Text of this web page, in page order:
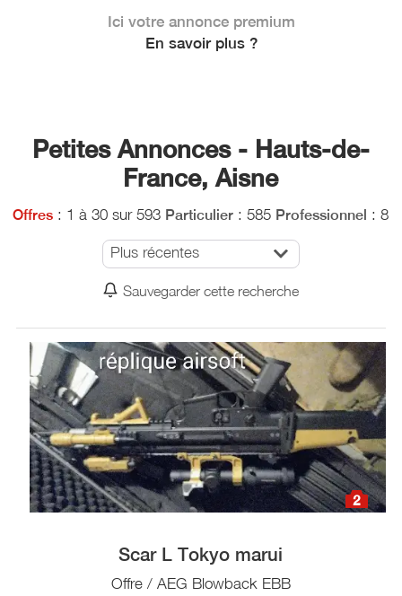
Ici votre annonce premium
En savoir plus ?
Petites Annonces - Hauts-de-
France, Aisne
Offres : 1 à 30 sur 593 Particulier : 585 Professionnel : 8
Plus récentes
Sauvegarder cette recherche
2
Scar L Tokyo marui
Offre / AEG Blowback EBB